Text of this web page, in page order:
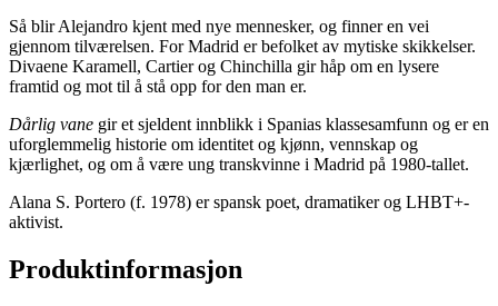
Så blir Alejandro kjent med nye mennesker, og finner en vei
gjennom tilværelsen. For Madrid er befolket av mytiske skikkelser.
Divaene Karamell, Cartier og Chinchilla gir håp om en lysere
framtid og mot til å stå opp for den man er.
Dårlig vane gir et sjeldent innblikk i Spanias klassesamfunn og er en
uforglemmelig historie om identitet og kjønn, vennskap og
kjærlighet, og om å være ung transkvinne i Madrid på 1980-tallet.
Alana S. Portero (f. 1978) er spansk poet, dramatiker og LHBT+-
aktivist.
Produktinformasjon